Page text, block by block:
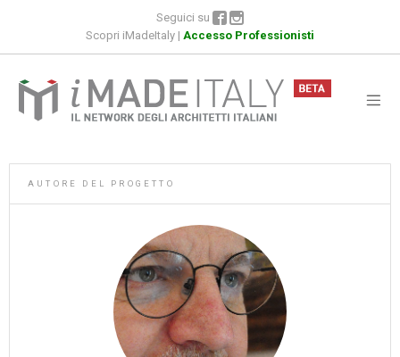
Seguici su
Scopri iMadeItaly | Accesso Professionisti
AUTORE DEL PROGETTO